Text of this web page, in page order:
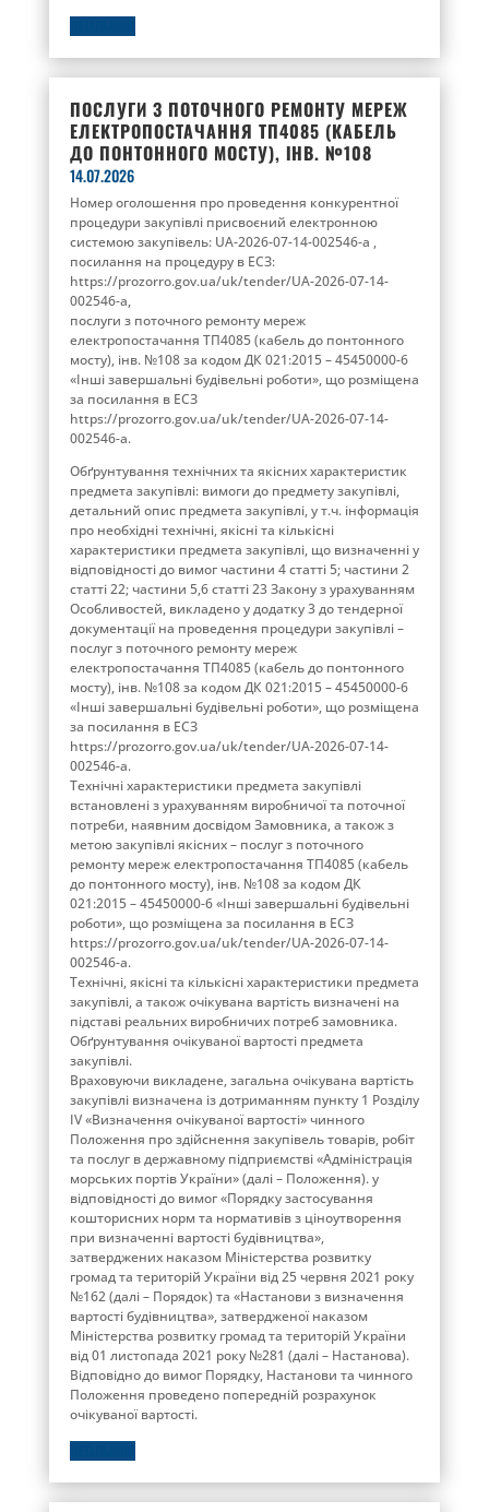
ПОСЛУГИ З ПОТОЧНОГО РЕМОНТУ МЕРЕЖ
ЕЛЕКТРОПОСТАЧАННЯ ТП4085 (КАБЕЛЬ
ДО ПОНТОННОГО МОСТУ), ІНВ. №108
14.07.2026
Номер оголошення про проведення конкурентної
процедури закупівлі присвоєний електронною
системою закупівель: UA-2026-07-14-002546-a ,
посилання на процедуру в ЕСЗ:
https://prozorro.gov.ua/uk/tender/UA-2026-07-14-
002546-a,
послуги з поточного ремонту мереж
електропостачання ТП4085 (кабель до понтонного
мосту), інв. №108 за кодом ДК 021:2015 – 45450000-6
«Інші завершальні будівельні роботи», що розміщена
за посилання в ЕСЗ
https://prozorro.gov.ua/uk/tender/UA-2026-07-14-
002546-a.
Обґрунтування технічних та якісних характеристик
предмета закупівлі: вимоги до предмету закупівлі,
детальний опис предмета закупівлі, у т.ч. інформація
про необхідні технічні, якісні та кількісні
характеристики предмета закупівлі, що визначенні у
відповідності до вимог частини 4 статті 5; частини 2
статті 22; частини 5,6 статті 23 Закону з урахуванням
Особливостей, викладено у додатку 3 до тендерної
документації на проведення процедури закупівлі –
послуг з поточного ремонту мереж
електропостачання ТП4085 (кабель до понтонного
мосту), інв. №108 за кодом ДК 021:2015 – 45450000-6
«Інші завершальні будівельні роботи», що розміщена
за посилання в ЕСЗ
https://prozorro.gov.ua/uk/tender/UA-2026-07-14-
002546-a.
Технічні характеристики предмета закупівлі
встановлені з урахуванням виробничої та поточної
потреби, наявним досвідом Замовника, а також з
метою закупівлі якісних – послуг з поточного
ремонту мереж електропостачання ТП4085 (кабель
до понтонного мосту), інв. №108 за кодом ДК
021:2015 – 45450000-6 «Інші завершальні будівельні
роботи», що розміщена за посилання в ЕСЗ
https://prozorro.gov.ua/uk/tender/UA-2026-07-14-
002546-a.
Технічні, якісні та кількісні характеристики предмета
закупівлі, а також очікувана вартість визначені на
підставі реальних виробничих потреб замовника.
Обґрунтування очікуваної вартості предмета
закупівлі.
Враховуючи викладене, загальна очікувана вартість
закупівлі визначена із дотриманням пункту 1 Розділу
ІV «Визначення очікуваної вартості» чинного
Положення про здійснення закупівель товарів, робіт
та послуг в державному підприємстві «Адміністрація
морських портів України» (далі – Положення). у
відповідності до вимог «Порядку застосування
кошторисних норм та нормативів з ціноутворення
при визначенні вартості будівництва»,
затверджених наказом Міністерства розвитку
громад та територій України від 25 червня 2021 року
№162 (далі – Порядок) та «Настанови з визначення
вартості будівництва», затвердженої наказом
Міністерства розвитку громад та територій України
від 01 листопада 2021 року №281 (далі – Настанова).
Відповідно до вимог Порядку, Настанови та чинного
Положення проведено попередній розрахунок
очікуваної вартості.